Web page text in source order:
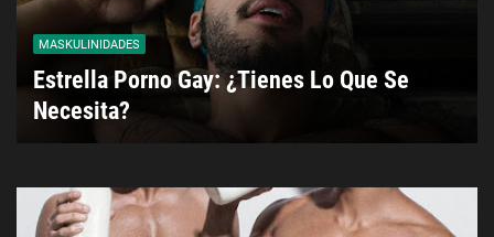
MASKULINIDADES
Estrella Porno Gay: ¿Tienes Lo Que Se
Necesita?